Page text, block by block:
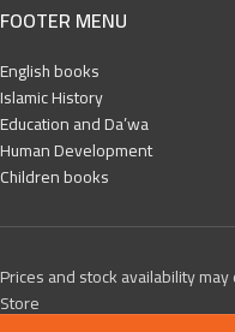
FOOTER MENU
English books
Islamic History
Education and Da’wa
Human Development
Children books
Prices and stock availability
Store